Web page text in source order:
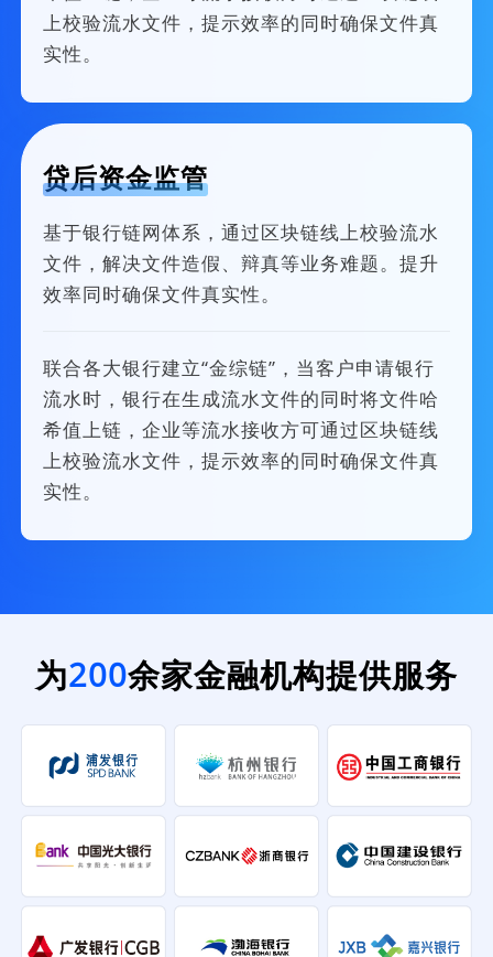
上校验流水文件，提示效率的同时确保文件真
实性。
贷后资金监管
基于银行链网体系，通过区块链线上校验流水
文件，解决文件造假、辩真等业务难题。提升
效率同时确保文件真实性。
联合各大银行建立“金综链”，当客户申请银行
流水时，银行在生成流水文件的同时将文件哈
希值上链，企业等流水接收方可通过区块链线
上校验流水文件，提示效率的同时确保文件真
实性。
为200余家金融机构提供服务